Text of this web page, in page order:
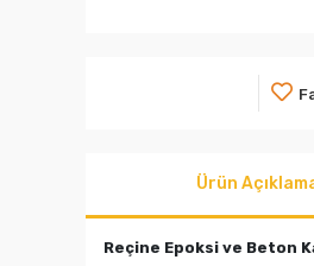
Ürün
Reçine Epoksi ve Beton